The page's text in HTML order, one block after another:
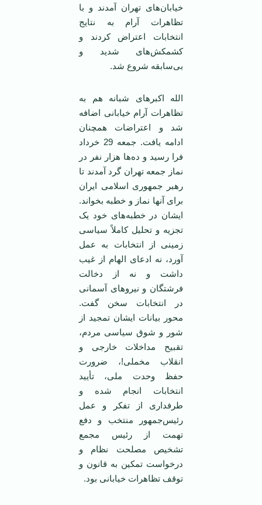
خیابان‌های تهران آمدند و با
تظاهرات آرام به نتایج
انتخابات اعتراض کردند و
کشمکش‌های شدید و
بی‌سابقه شروع شد.
الله اکبرهای شبانه هم به
تظاهرات آرام خیابانی اضافه
شد و اعتراضات همچنان
ادامه یافت. جمعه 29 خرداد
فرا رسید و ده‌ها هزار نفر در
نماز جمعه تهران گرد آمدند تا
رهبر جمهوری اسلامی ایران
برای آنها نماز و خطبه بخواند.
ایشان در خطبه‌های خود یک
تجزیه و تحلیل کاملاً سیاسی
زمینی از انتخابات به عمل
آورد، نه ادعای الهام از غیب
داشت و نه از دخالت
فرشتگان و نیروهای آسمانی
در انتخابات سخن گفت.
محور بیانات ایشان تمجید از
شور و شوق سیاسی مردم،
تقبیح مداخلات خارجی و
انقلاب مخملی!، ضرورت
حفظ وحدت ملی، تأیید
انتخابات انجام شده و
طرفداری از تفکر و عمل
رئیس‌جمهور منتخب و دفع
تهمت از رئیس مجمع
تشخیص مصلحت نظام و
درخواست تمکین به قانون و
توقف تظاهرات خیابانی بود.